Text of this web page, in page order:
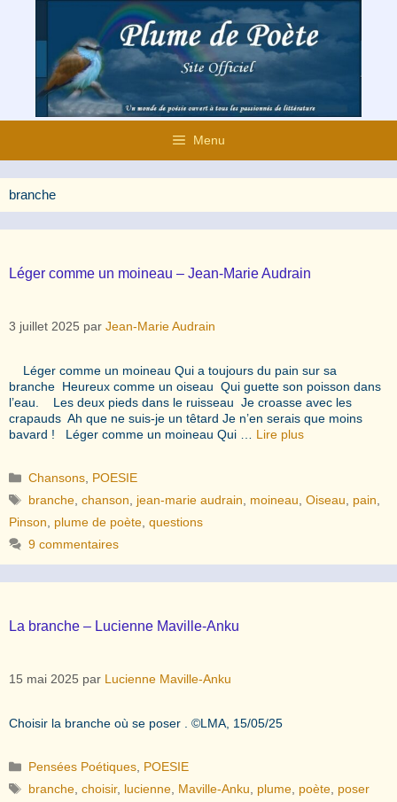
contenu
Menu
branche
Léger comme un moineau – Jean-Marie Audrain
3 juillet 2025 par Jean-Marie Audrain
Léger comme un moineau Qui a toujours du pain sur sa
branche Heureux comme un oiseau Qui guette son poisson dans
l’eau. Les deux pieds dans le ruisseau Je croasse avec les
crapauds Ah que ne suis-je un têtard Je n’en serais que moins
bavard ! Léger comme un moineau Qui … Lire plus
Catégories
Chansons POESIE
Étiquettes
branche ,chanson jean-marie audrain moineau ,Oiseau pain
Pinson
plume de poète questions
9 commentaires
La branche – Lucienne Maville-Anku
15 mai 2025 par Lucienne Maville-Anku
Choisir la branche où se poser . ©️LMA, 15/05/25
Catégories
Pensées Poétiques POESIE
Étiquettes
branche ,choisir, lucienne Maville-Anku plume poète poser